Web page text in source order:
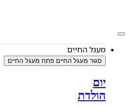
מעגל החיים
סגור מעגל החיים פתח מעגל החיים
יום
הולדת